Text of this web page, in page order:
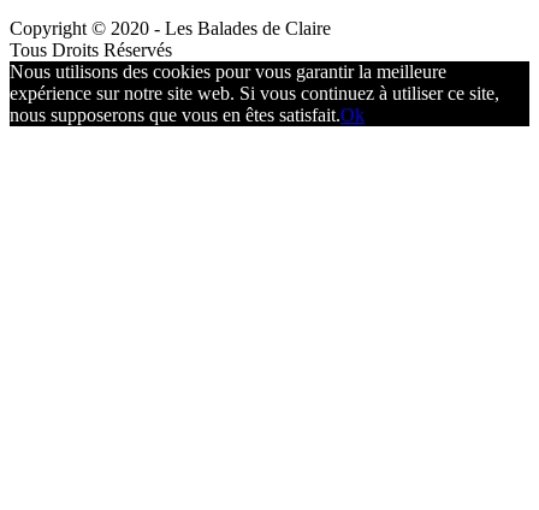
Copyright © 2020 - Les Balades de Claire
Tous Droits Réservés
Nous utilisons des cookies pour vous garantir la meilleure
expérience sur notre site web. Si vous continuez à utiliser ce site,
nous supposerons que vous en êtes satisfait.Ok